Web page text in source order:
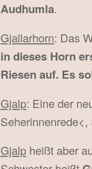
Audhumla.
Gjallarhorn: Das
in dieses Horn
Riesen auf. Es
Gjalp: Eine der
Seherinnenrede<,
Gjalp heißt aber